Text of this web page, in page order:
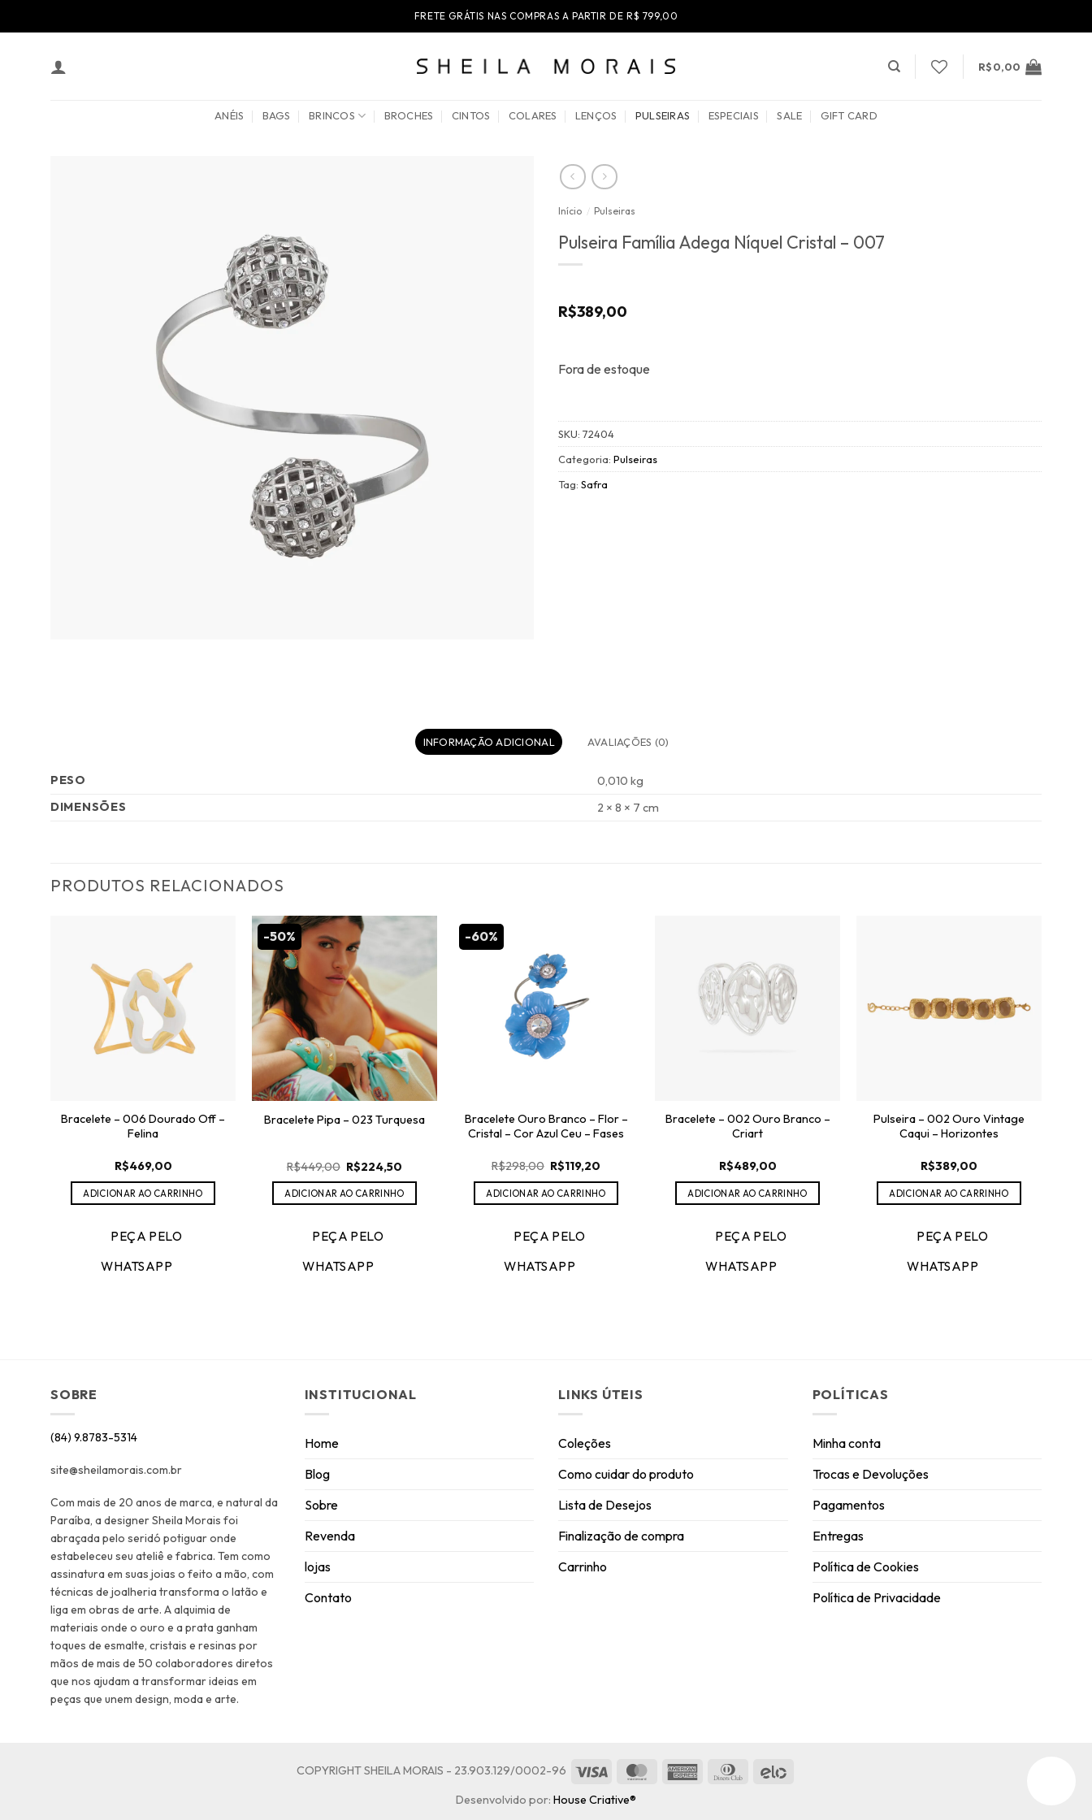
to
FRETE GRÁTIS NAS COMPRAS A PARTIR DE R$ 799,00
R$0,00
ANÉIS BAGS BRINCOS BROCHES CINTOS COLARES LENÇOS PULSEIRAS ESPECIAIS SALE GIFT CARD
Início / Pulseiras
Pulseira Família Adega Níquel Cristal – 007
R$389,00
Fora de estoque
SKU: 72404
Categoria: Pulseiras
Tag: Safra
INFORMAÇÃO ADICIONAL AVALIAÇÕES (0)
PESO
0,010 kg
DIMENSÕES
2 × 8 × 7 cm
PRODUTOS RELACIONADOS
Bracelete – 006 Dourado Off –
Felina
R$469,00
ADICIONAR AO CARRINHO
PEÇA PELO
WHATSAPP
-50%
Bracelete Pipa – 023 Turquesa
R$449,00 O
preço
original
era:
R$224,50
atual
é:
ADICIONAR AO CARRINHO
PEÇA PELO
WHATSAPP
-60%
Bracelete Ouro Branco – Flor –
Cristal – Cor Azul Ceu – Fases
R$298,00 O
preço
original
era:
R$119,20
atual
é:
ADICIONAR AO CARRINHO
PEÇA PELO
WHATSAPP
Bracelete – 002 Ouro Branco –
Criart
R$489,00
ADICIONAR AO CARRINHO
PEÇA PELO
WHATSAPP
Pulseira – 002 Ouro Vintage
Caqui – Horizontes
R$389,00
ADICIONAR AO CARRINHO
PEÇA PELO
WHATSAPP
SOBRE
(84) 9.8783-5314
site@sheilamorais.com.br
Com mais de 20 anos de marca, e natural da
Paraíba, a designer Sheila Morais foi
abraçada pelo seridó potiguar onde
estabeleceu seu ateliê e fabrica. Tem como
assinatura em suas joias o feito a mão, com
técnicas de joalheria transforma o latão e
liga em obras de arte. A alquimia de
materiais onde o ouro e a prata ganham
toques de esmalte, cristais e resinas por
mãos de mais de 50 colaboradores diretos
que nos ajudam a transformar ideias em
peças que unem design, moda e arte.
INSTITUCIONAL
Home
Blog
Sobre
Revenda
lojas
Contato
LINKS ÚTEIS
Coleções
Como cuidar do produto
Lista de Desejos
Finalização de compra
Carrinho
POLÍTICAS
Minha conta
Trocas e Devoluções
Pagamentos
Entregas
Política de Cookies
Política de Privacidade
COPYRIGHT SHEILA MORAIS - 23.903.129/0002-96 Visa MasterCardAmerican
Dinners
Desenvolvido por: House Criative®